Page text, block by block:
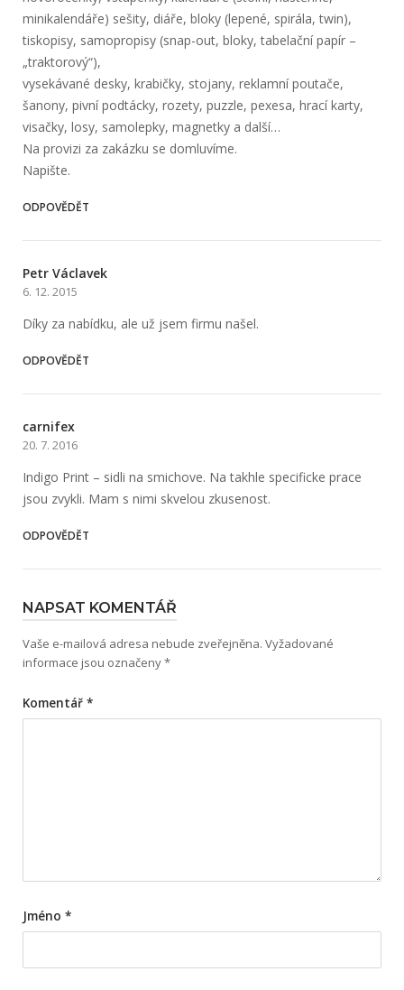
minikalendáře) sešity, diáře, bloky (lepené, spirála, twin),
tiskopisy, samopropisy (snap-out, bloky, tabelační papír –
„traktorový“),
vysekávané desky, krabičky, stojany, reklamní poutače,
šanony, pivní podtácky, rozety, puzzle, pexesa, hrací karty,
visačky, losy, samolepky, magnetky a další…
Na provizi za zakázku se domluvíme.
Napište.
ODPOVĚDĚT
Petr Václavek
6. 12. 2015
Díky za nabídku, ale už jsem firmu našel.
ODPOVĚDĚT
carnifex
20. 7. 2016
Indigo Print – sidli na smichove. Na takhle specificke prace
jsou zvykli. Mam s nimi skvelou zkusenost.
ODPOVĚDĚT
NAPSAT KOMENTÁŘ
Vaše e-mailová adresa nebude zveřejněna. Vyžadované
informace jsou označeny*
Komentář *
Jméno *